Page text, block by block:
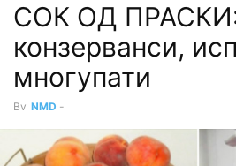
СОК ОД
конзерванси,
многупати
By NMD -